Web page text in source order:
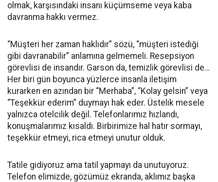
olmak, karşısındaki insanı küçümseme veya kaba
davranma hakkı vermez.
“Müşteri her zaman haklıdır” sözü, “müşteri istediği
gibi davranabilir” anlamına gelmemeli. Resepsiyon
görevlisi de insandır. Garson da, temizlik görevlisi de…
Her biri gün boyunca yüzlerce insanla iletişim
kurarken en azından bir “Merhaba”, “Kolay gelsin” veya
“Teşekkür ederim” duymayı hak eder. Üstelik mesele
yalnızca otelcilik değil. Telefonlarımız hızlandı,
konuşmalarımız kısaldı. Birbirimize hal hatır sormayı,
teşekkür etmeyi, rica etmeyi unutur olduk.
Tatile gidiyoruz ama tatil yapmayı da unutuyoruz.
Telefon elimizde, gözümüz ekranda, aklımız başka